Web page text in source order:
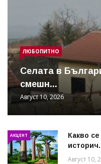
ЛЮБОПИТНО
Cелата в
смешн...
Август 10, 2026
АКЦЕНТ
Какво
Август 10,